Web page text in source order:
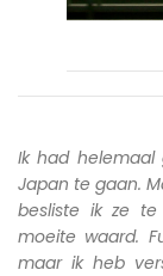
Ik had
Japan te gaan.
besliste ik ze
moeite waard.
maar ik heb